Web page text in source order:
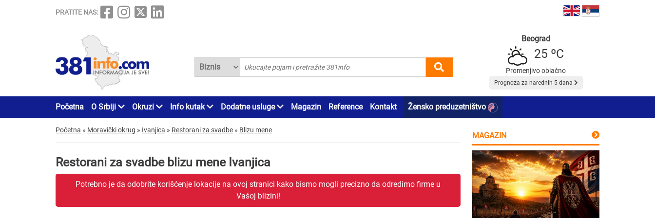
PRATITE NAS:
Beograd
25 ºC
Promenjivo oblačno
Prognoza za narednih 5 dana
Početna O Srbiji Okruzi Info kutak Dodatne usluge Magazin Reference Kontakt Žensko preduzetništvo
Početna » Moravički okrug » Ivanjica » Restorani za svadbe » Blizu mene
Restorani za svadbe blizu mene Ivanjica
Potrebno je da odobrite korišćenje lokacije na ovoj stranici kako bismo mogli precizno da odredimo firme u
Vašoj blizini!
MAGAZIN